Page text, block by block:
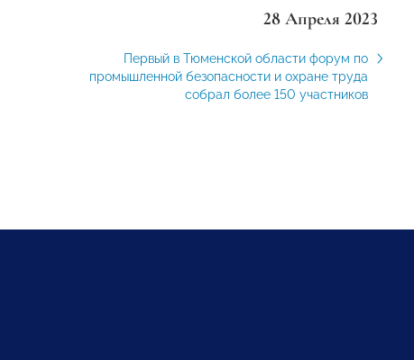
28 Апреля 2023
Первый в Тюменской области форум по
промышленной безопасности и охране труда
собрал более 150 участников